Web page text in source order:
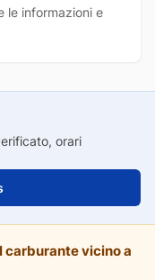
le informazioni e
orari
carburante vicino a